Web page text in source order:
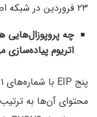
۲۳ فروردین در شبکه اصلی اتریوم انجام می‌شود.
چه پروپوزال‌هایی
اتریوم